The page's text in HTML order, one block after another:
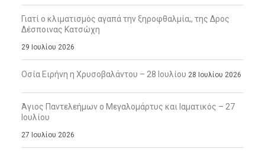
Γιατί ο κλιματισμός αγαπά την ξηροφθαλμία;, της Δρος
Δέσποινας Κατσώχη
29 Ιουλίου 2026
Οσία Ειρήνη η Χρυσοβαλάντου – 28 Ιουλίου 28 Ιουλίου 2026
Άγιος Παντελεήμων ο Μεγαλομάρτυς και Ιαματικός – 27
Ιουλίου
27 Ιουλίου 2026